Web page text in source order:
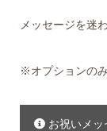
メッセージを迷
※オプションの
お祝いメッ